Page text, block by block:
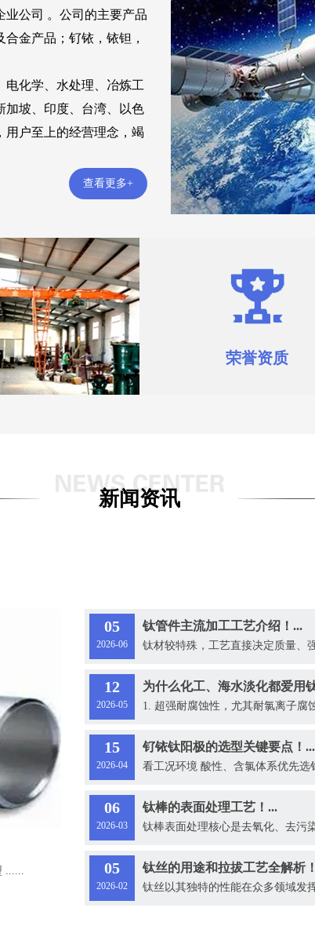
公司 。公司的主要产品
金产品；钌铱，铱钽，
化学、水处理、冶炼工
加坡、印度、台湾、以色
用户至上的经营理念，竭
查看更多+
荣誉资质
新闻资讯
......
05
2026-06
钛管件主流加工工艺介绍！...
钛材较特殊，工艺直接决定质量、
12
2026-05
为什么化工、海水淡化都爱用
1. 超强耐腐蚀性，尤其耐氯离子腐
15
2026-04
钌铱钛阳极的选型关键要点！...
看工况环境 酸性、含氯体系优先
06
2026-03
钛棒的表面处理工艺！...
钛棒表面处理核心是去氧化、去污
05
2026-02
钛丝的用途和拉拔工艺全解析
钛丝以其独特的性能在众多领域发